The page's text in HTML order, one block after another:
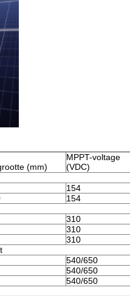
(mm)
MPPT-voltage
(VDC)
154
154
310
310
310
540/650
540/650
540/650